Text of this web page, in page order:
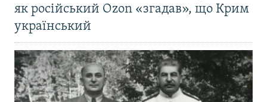
як російський Ozon «згадав», що Крим
український